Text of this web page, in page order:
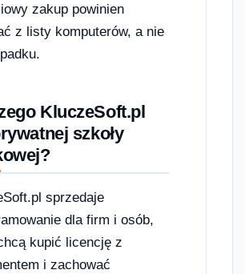
zakup powinien
z listy komputerów, a nie
KluczeSoft.pl
szkoły
sprzedaje
dla firm i osób,
kupić licencję z
i zachować